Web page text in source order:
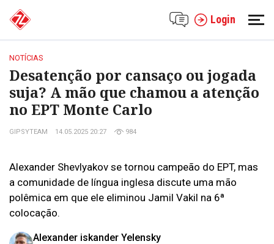
Login
NOTÍCIAS
Desatenção por cansaço ou jogada
suja? A mão que chamou a atenção
no EPT Monte Carlo
GIPSYTEAM 14.05.2025 20:27 984
Alexander Shevlyakov se tornou campeão do EPT, mas
a comunidade de língua inglesa discute uma mão
polêmica em que ele eliminou Jamil Vakil na 6ª
colocação.
Alexander iskander Yelensky